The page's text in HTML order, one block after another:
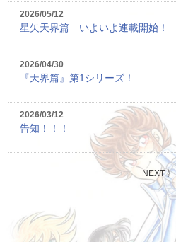
2026/05/12
星矢天界篇 いよいよ連載開始！
2026/04/30
『天界篇』第1シリーズ！
2026/03/12
告知！！！
NEXT》